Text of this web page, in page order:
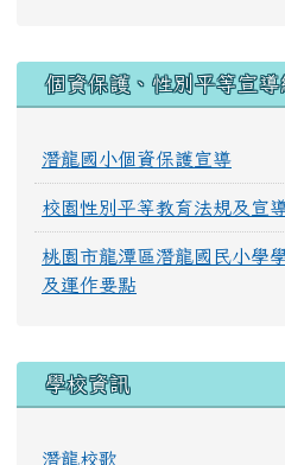
個資保護、性別平等宣導
潛龍國小個資保護宣導
校園性別平等教育法規及宣
桃園市龍潭區潛龍國民小學
及運作要點
學校資訊
潛龍校歌